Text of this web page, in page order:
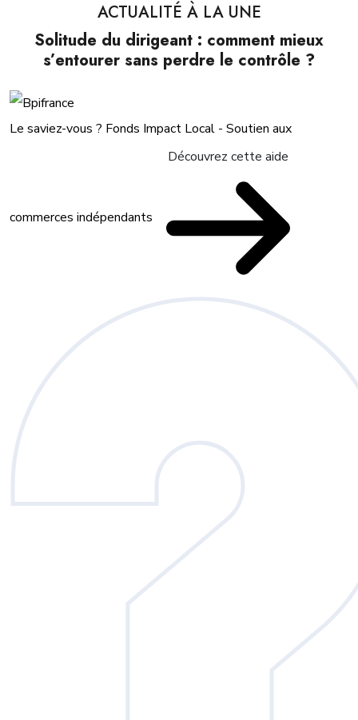
ACTUALITÉ À LA UNE
Solitude du dirigeant : comment mieux
s’entourer sans perdre le contrôle ?
Le saviez-vous ? Fonds Impact Local - Soutien aux
commerces indépendants
Découvrez cette aide